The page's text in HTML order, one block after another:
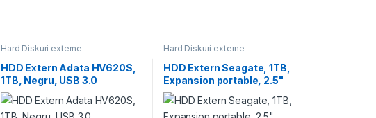
Hard Diskuri externe
HDD Extern Adata HV620S,
1TB, Negru, USB 3.0
Hard Diskuri externe
HDD Extern Seagate, 1TB,
Expansion portable, 2.5"
USB3.0, Black